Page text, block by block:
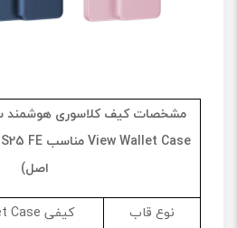
ر
مشخصات کیف کلاسوری هوشمند
View Wallet CaseمناسبFE
اصل)
نوع قاب
کیفی Smart View Wallet Case